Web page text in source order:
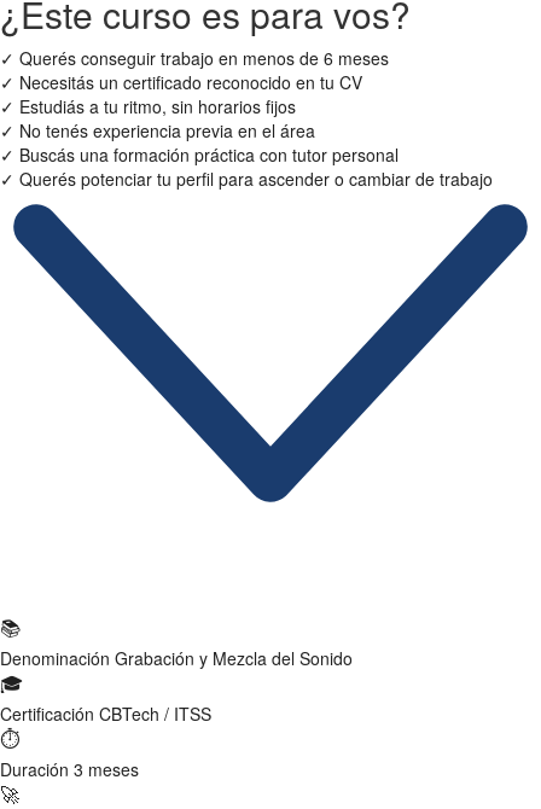
¿Este curso es para vos?
✓ Querés conseguir trabajo en menos de 6 meses
✓ Necesitás un certificado reconocido en tu CV
✓ Estudiás a tu ritmo, sin horarios fijos
✓ No tenés experiencia previa en el área
✓ Buscás una formación práctica con tutor personal
✓ Querés potenciar tu perfil para ascender o cambiar de trabajo
📚
Denominación Grabación y Mezcla del Sonido
🎓
Certificación CBTech / ITSS
⏱
Duración 3 meses
🚀